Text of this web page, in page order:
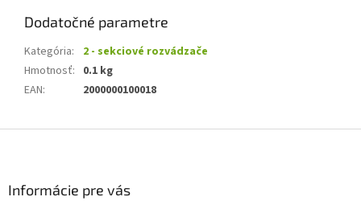
Dodatočné parametre
Kategória:
2 - sekciové rozvádzače
Hmotnosť: 0.1 kg
EAN: 2000000100018
Informácie pre vás